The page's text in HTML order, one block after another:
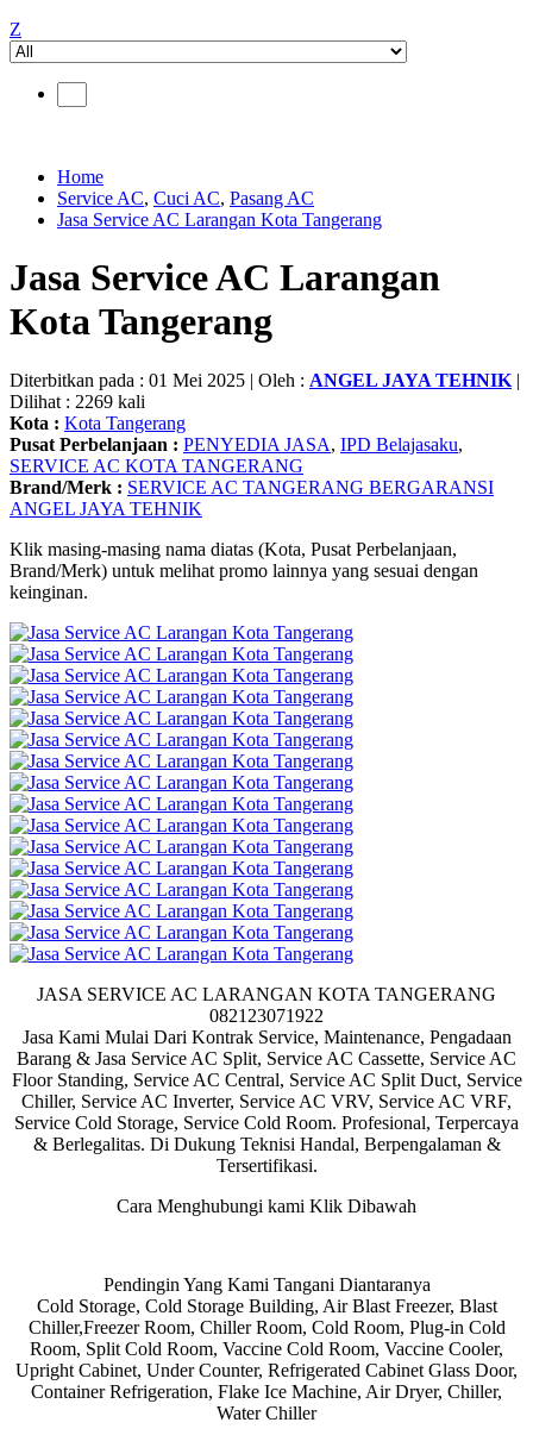
Z
Home
Service AC, Cuci AC, Pasang AC
Jasa Service AC Larangan Kota Tangerang
Jasa Service AC Larangan
Kota Tangerang
Diterbitkan pada : 01 Mei 2025 | Oleh : ANGEL JAYA TEHNIK |
Dilihat : 2269 kali
Kota : Kota Tangerang
Pusat Perbelanjaan : PENYEDIA JASA, IPD Belajasaku,
SERVICE AC KOTA TANGERANG
Brand/Merk : SERVICE AC TANGERANG BERGARANSI
ANGEL JAYA TEHNIK
Klik masing-masing nama diatas (Kota, Pusat Perbelanjaan,
Brand/Merk) untuk melihat promo lainnya yang sesuai dengan
keinginan.
JASA SERVICE AC LARANGAN KOTA TANGERANG
082123071922
Jasa Kami Mulai Dari Kontrak Service, Maintenance, Pengadaan
Barang & Jasa Service AC Split, Service AC Cassette, Service AC
Floor Standing, Service AC Central, Service AC Split Duct, Service
Chiller, Service AC Inverter, Service AC VRV, Service AC VRF,
Service Cold Storage, Service Cold Room. Profesional, Terpercaya
& Berlegalitas. Di Dukung Teknisi Handal, Berpengalaman &
Tersertifikasi.
Cara Menghubungi kami Klik Dibawah
Pendingin Yang Kami Tangani Diantaranya
Cold Storage, Cold Storage Building, Air Blast Freezer, Blast
Chiller,Freezer Room, Chiller Room, Cold Room, Plug-in Cold
Room, Split Cold Room, Vaccine Cold Room, Vaccine Cooler,
Upright Cabinet, Under Counter, Refrigerated Cabinet Glass Door,
Container Refrigeration, Flake Ice Machine, Air Dryer, Chiller,
Water Chiller